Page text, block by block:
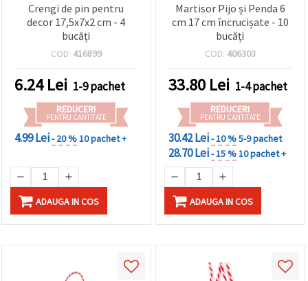
Crengi de pin pentru
decor 17,5x7x2 cm - 4
bucăți
COD: 416899
6.24Lei 1-9 pachet
REDUCERI
PENTRU CANTITATE
4.99 Lei- 20 %10 pachet +
ADAUGA IN COS
Martisor Pijo și Penda 6
cm 17 cm încrucișate - 10
bucăți
COD: 406303
33.80 Lei 1-4 pachet
REDUCERI
PENTRU CANTITATE
30.42 Lei- 10 %5-9 pachet
28.70 Lei- 15 %10 pachet +
ADAUGA IN COS